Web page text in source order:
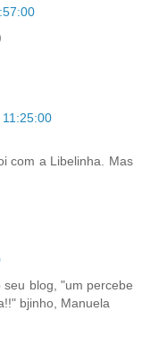
com a Libelinha. Mas
blog, "um percebe
bjinho, Manuela